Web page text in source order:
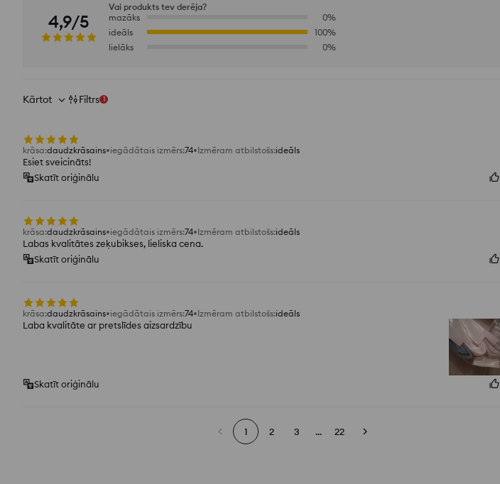
4,9/5
Vai produkts tev derēja?
mazāks
0%
ideāls
100%
lielāks
0%
Kārtot Filtrs 1
krāsa:daudzkrāsains iegādātais izmērs:74 Izmēram atbilstošs:ideāls
Esiet sveicināts!
Skatīt oriģinālu
krāsa:daudzkrāsains iegādātais izmērs:74 Izmēram atbilstošs:ideāls
Labas kvalitātes zeķubikses, lieliska cena.
Skatīt oriģinālu
krāsa:daudzkrāsains iegādātais izmērs:74 Izmēram atbilstošs:ideāls
Laba kvalitāte ar pretslīdes aizsardzību
Skatīt oriģinālu
1 2 3 ... 22